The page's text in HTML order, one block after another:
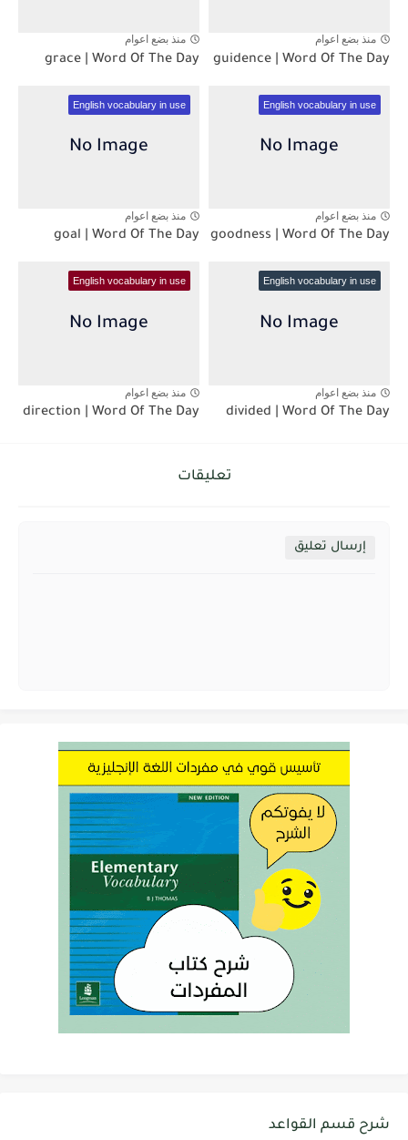
منذ بضع اعوام
guidence | Word Of The Day
منذ بضع اعوام
grace | Word Of The Day
English vocabulary in use
منذ بضع اعوام
goodness | Word Of The Day
English vocabulary in use
منذ بضع اعوام
goal | Word Of The Day
English vocabulary in use
منذ بضع اعوام
divided | Word Of The Day
English vocabulary in use
منذ بضع اعوام
direction | Word Of The Day
تعليقات
إرسال تعليق
شرح قسم القواعد